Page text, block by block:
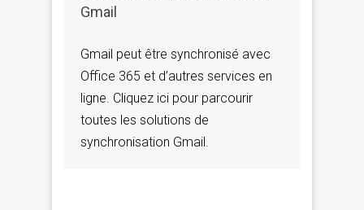
Gmail
Gmail peut être synchronisé avec
Office 365 et d’autres services en
ligne. Cliquez ici pour parcourir
toutes les solutions de
synchronisation Gmail.